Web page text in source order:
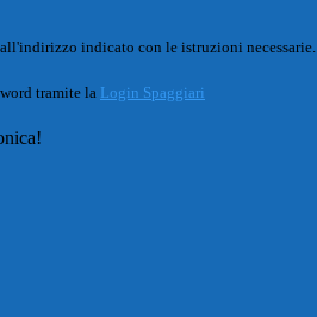
indicato con le istruzioni necessarie.
tramite la Login Spaggiari